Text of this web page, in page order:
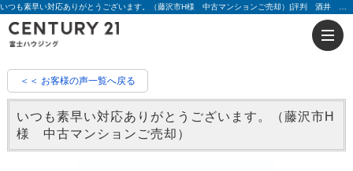
＜＜ お客様の声一覧へ戻る
いつも素早い対応ありがとうございます。（藤沢市H
様 中古マンションご売却）